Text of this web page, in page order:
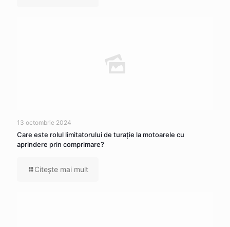
13 octombrie 2024
Care este rolul limitatorului de turație la motoarele cu
aprindere prin comprimare?
Citeşte mai mult